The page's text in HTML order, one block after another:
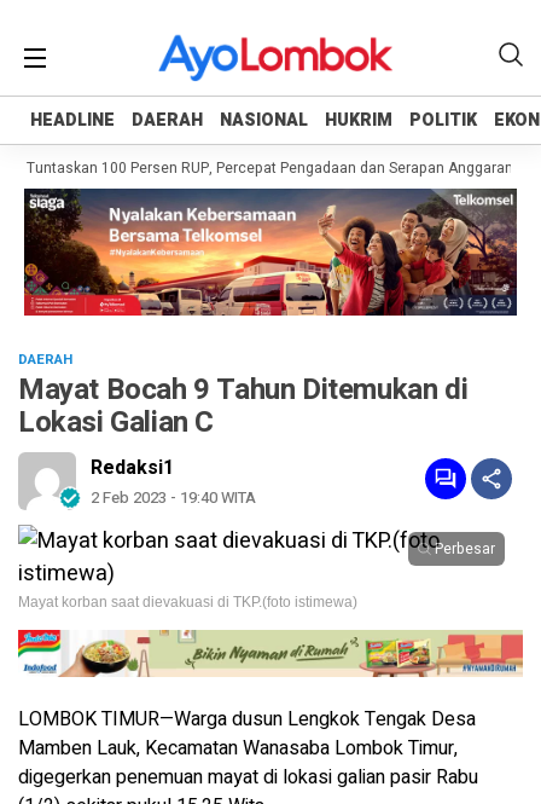
HEADLINE DAERAH NASIONAL HUKRIM POLITIK
HEADLINE DAERAH NASIONAL HUKRIM POLITIK
Tuntaskan 100 Persen RUP, Percepat Pengadaan dan Serapan Anggaran
DAERAH
Mayat Bocah 9 Tahun Ditemukan di
Lokasi Galian C
Redaksi1
2 Feb 2023 - 19:40 WITA
Perbesar
Mayat korban saat dievakuasi di TKP.(foto istimewa)
LOMBOK TIMUR—Warga dusun Lengkok Tengak Desa
Mamben Lauk, Kecamatan Wanasaba Lombok Timur,
digegerkan penemuan mayat di lokasi galian pasir Rabu